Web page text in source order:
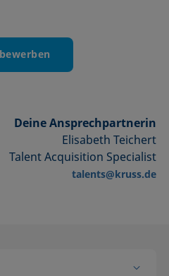
Deine Ansprechpartnerin
Elisabeth Teichert
Talent Acquisition Specialist
talents@kruss.de